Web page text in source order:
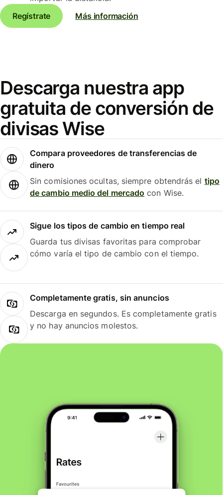
Regístrate
Más información
Descarga nuestra app
gratuita de conversión de
divisas Wise
Compara proveedores de transferencias de
dinero
Sin comisiones ocultas, siempre obtendrás el tipo
de cambio medio del mercado con Wise.
Sigue los tipos de cambio en tiempo real
Guarda tus divisas favoritas para comprobar
cómo varía el tipo de cambio con el tiempo.
Completamente gratis, sin anuncios
Descarga en segundos. Es completamente gratis
y no hay anuncios molestos.